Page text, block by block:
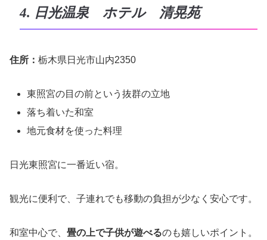
4. 日光温泉 ホテル 清晃苑
住所： 栃木県日光市山内2350
東照宮の目の前という抜群の立地
落ち着いた和室
地元食材を使った料理
日光東照宮に一番近い宿。
観光に便利で、子連れでも移動の負担が少なく安心です。
和室中心で、 畳の上で子供が遊べるのも嬉しいポイント。